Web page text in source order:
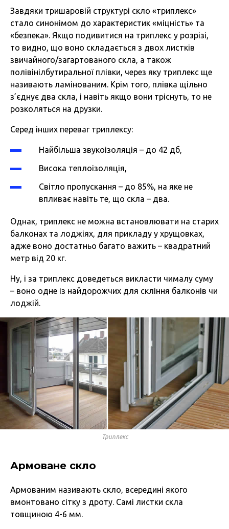
Завдяки тришаровій структурі скло «триплекс»
стало синонімом до характеристик «міцність» та
«безпека». Якщо подивитися на триплекс у розрізі,
то видно, що воно складається з двох листків
звичайного/загартованого скла, а також
полівінілбутиральної плівки, через яку триплекс ще
називають ламінованим. Крім того, плівка щільно
з’єднує два скла, і навіть якщо вони тріснуть, то не
розколяться на друзки.
Серед інших переваг триплексу:
Найбільша звукоізоляція – до 42 дб,
Висока теплоізоляція,
Світло пропускання – до 85%, на яке не
впливає навіть те, що скла – два.
Однак, триплекс не можна встановлювати на старих
балконах та лоджіях, для прикладу у хрущовках,
адже воно достатньо багато важить – квадратний
метр від 20 кг.
Ну, і за триплекс доведеться викласти чималу суму
– воно одне із найдорожчих для скління балконів чи
лоджій.
Триплекс
Армоване скло
Армованим називають скло, всередині якого
вмонтовано сітку з дроту. Самі листки скла
товщиною 4-6 мм.